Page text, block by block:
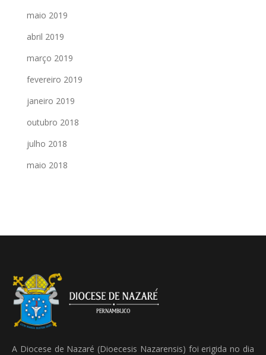
maio 2019
abril 2019
março 2019
fevereiro 2019
janeiro 2019
outubro 2018
julho 2018
maio 2018
A Diocese de Nazaré (Dioecesis Nazarensis) foi erigida no dia